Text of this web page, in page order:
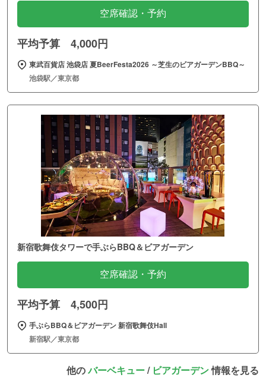
空席確認・予約
平均予算 4,000円
東武百貨店 池袋店 夏BeerFesta2026 ～芝生のビアガーデンBBQ～
池袋駅／東京都
新宿歌舞伎タワーで手ぶらBBQ＆ビアガーデン
空席確認・予約
平均予算 4,500円
手ぶらBBQ＆ビアガーデン 新宿歌舞伎Hall
新宿駅／東京都
他のバーベキュー/ ビアガーデン情報を見る